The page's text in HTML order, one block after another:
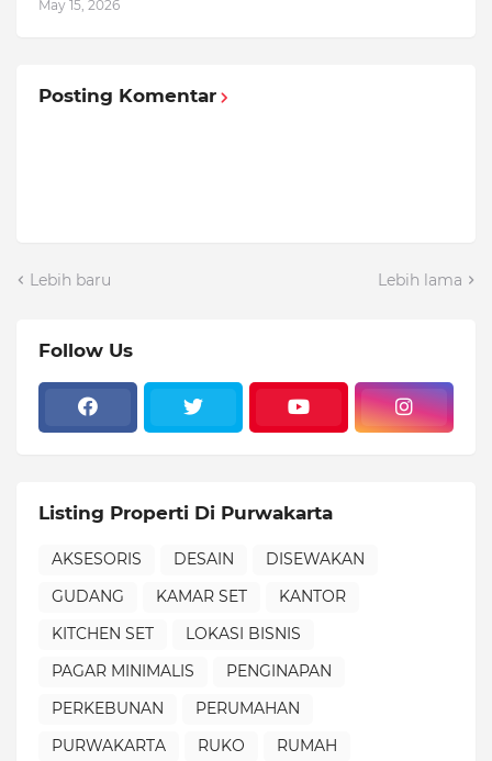
May 15, 2026
Posting Komentar
Lebih baru Lebih lama
Follow Us
Listing Properti Di Purwakarta
AKSESORIS DESAIN
DISEWAKAN
GUDANG
KAMAR SET
KANTOR
KITCHEN SET
LOKASI BISNIS
PAGAR MINIMALIS
PENGINAPAN
PERKEBUNAN
PERUMAHAN
PURWAKARTA
RUKO
RUMAH